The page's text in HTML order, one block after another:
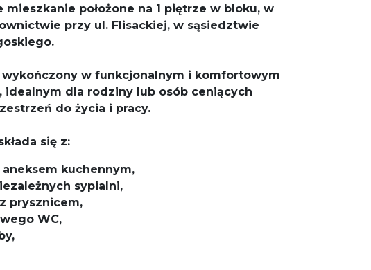
mieszkanie położone na 1 piętrze w bloku, w
przy ul. Flisackiej, w sąsiedztwie
wykończony w funkcjonalnym i komfortowym
idealnym dla rodziny lub osób ceniących
do życia i pracy.
się z:
aneksem kuchennym,
sypialni,
prysznicem,
WC,